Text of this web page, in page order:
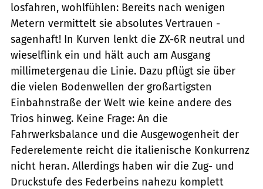
losfahren, wohlfühlen: Bereits nach wenigen
Metern vermittelt sie absolutes Vertrauen -
sagenhaft! In Kurven lenkt die ZX-6R neutral und
wieselflink ein und hält auch am Ausgang
millimetergenau die Linie. Dazu pflügt sie über
die vielen Bodenwellen der großartigsten
Einbahnstraße der Welt wie keine andere des
Trios hinweg. Keine Frage: An die
Fahrwerksbalance und die Ausgewogenheit der
Federelemente reicht die italienische Konkurrenz
nicht heran. Allerdings haben wir die Zug- und
Druckstufe des Federbeins nahezu komplett